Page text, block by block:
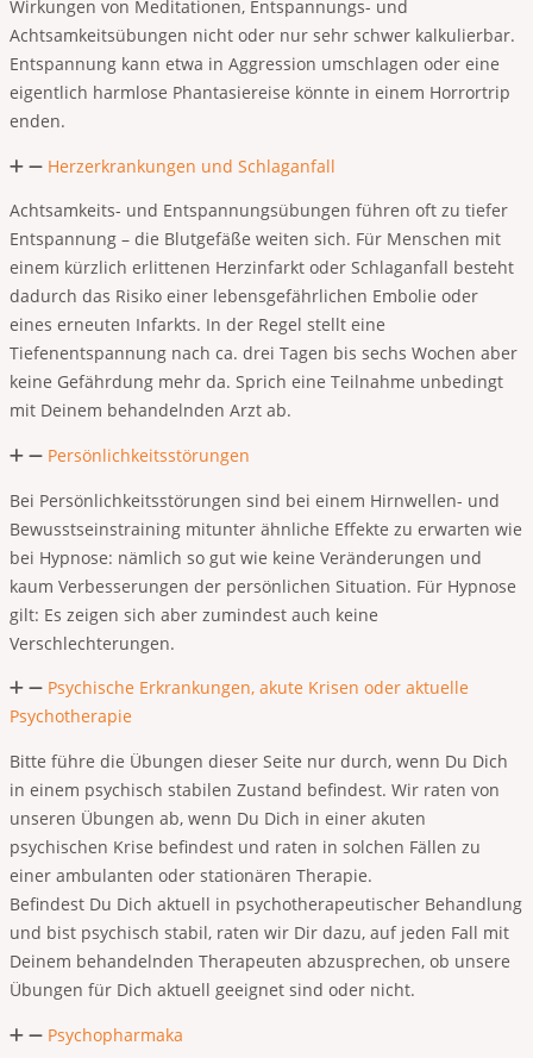
Wirkungen von Meditationen, Entspannungs- und
Achtsamkeitsübungen nicht oder nur sehr schwer kalkulierbar.
Entspannung kann etwa in Aggression umschlagen oder eine
eigentlich harmlose Phantasiereise könnte in einem Horrortrip
enden.
Herzerkrankungen und Schlaganfall
Achtsamkeits- und Entspannungsübungen führen oft zu tiefer
Entspannung – die Blutgefäße weiten sich. Für Menschen mit
einem kürzlich erlittenen Herzinfarkt oder Schlaganfall besteht
dadurch das Risiko einer lebensgefährlichen Embolie oder
eines erneuten Infarkts. In der Regel stellt eine
Tiefenentspannung nach ca. drei Tagen bis sechs Wochen aber
keine Gefährdung mehr da. Sprich eine Teilnahme unbedingt
mit Deinem behandelnden Arzt ab.
Persönlichkeitsstörungen
Bei Persönlichkeitsstörungen sind bei einem Hirnwellen- und
Bewusstseinstraining mitunter ähnliche Effekte zu erwarten wie
bei Hypnose: nämlich so gut wie keine Veränderungen und
kaum Verbesserungen der persönlichen Situation. Für Hypnose
gilt: Es zeigen sich aber zumindest auch keine
Verschlechterungen.
Psychische Erkrankungen, akute Krisen oder aktuelle
Psychotherapie
Bitte führe die Übungen dieser Seite nur durch, wenn Du Dich
in einem psychisch stabilen Zustand befindest. Wir raten von
unseren Übungen ab, wenn Du Dich in einer akuten
psychischen Krise befindest und raten in solchen Fällen zu
einer ambulanten oder stationären Therapie.
Befindest Du Dich aktuell in psychotherapeutischer Behandlung
und bist psychisch stabil, raten wir Dir dazu, auf jeden Fall mit
Deinem behandelnden Therapeuten abzusprechen, ob unsere
Übungen für Dich aktuell geeignet sind oder nicht.
Psychopharmaka